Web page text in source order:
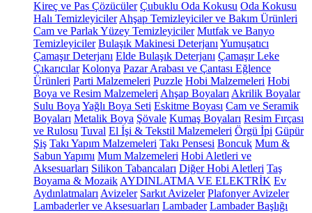
Kireç ve Pas Çözücüler Çubuklu Oda Kokusu Oda Kokusu
Halı Temizleyiciler Ahşap Temizleyiciler ve Bakım Ürünleri
Cam ve Parlak Yüzey Temizleyiciler Mutfak ve Banyo
Temizleyiciler Bulaşık Makinesi Deterjanı Yumuşatıcı
Çamaşır Deterjanı Elde Bulaşık Deterjanı Çamaşır Leke
Çıkarıcılar Kolonya Pazar Arabası ve Çantası Eğlence
Ürünleri Parti Malzemeleri Puzzle Hobi Malzemeleri Hobi
Boya ve Resim Malzemeleri Ahşap Boyaları Akrilik Boyalar
Sulu Boya Yağlı Boya Seti Eskitme Boyası Cam ve Seramik
Boyaları Metalik Boya Şövale Kumaş Boyaları Resim Fırçası
ve Rulosu Tuval El İşi & Tekstil Malzemeleri Örgü İpi Güpür
Şiş Takı Yapım Malzemeleri Takı Pensesi Boncuk Mum &
Sabun Yapımı Mum Malzemeleri Hobi Aletleri ve
Aksesuarları Silikon Tabancaları Diğer Hobi Aletleri Taş
Boyama & Mozaik AYDINLATMA VE ELEKTRİK Ev
Aydınlatmaları Avizeler Sarkıt Avizeler Plafonyer Avizeler
Lambaderler ve Aksesuarları Lambader Lambader Başlığı